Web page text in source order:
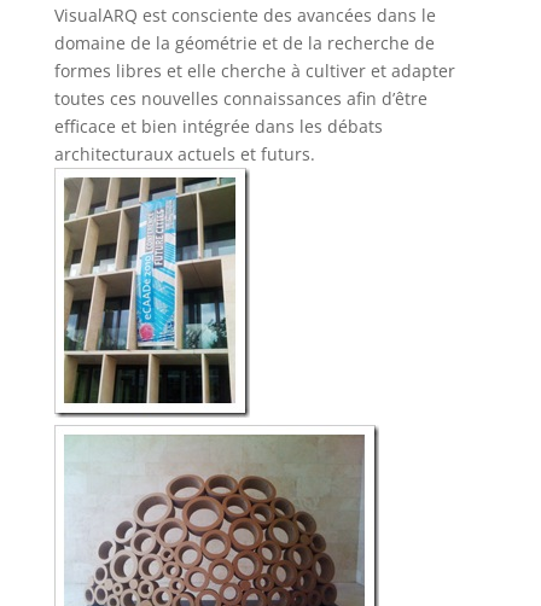
VisualARQ est consciente des avancées dans le
domaine de la géométrie et de la recherche de
formes libres et elle cherche à cultiver et adapter
toutes ces nouvelles connaissances afin d’être
efficace et bien intégrée dans les débats
architecturaux actuels et futurs.